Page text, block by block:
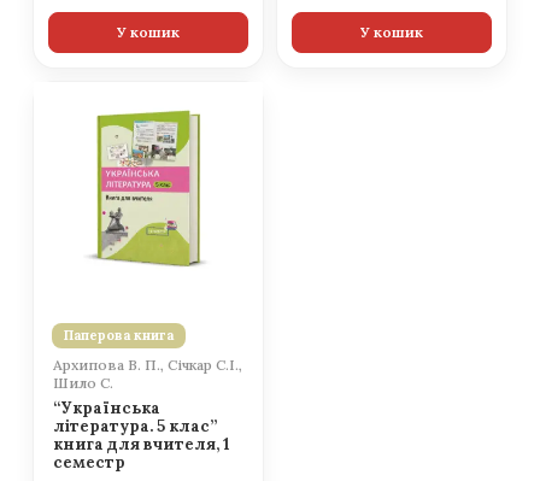
У кошик У кошик
Паперова книга
Архипова В. П., Січкар С.І.,
Шило С.
“Українська
література. 5 клас”
книга для вчителя, 1
семестр